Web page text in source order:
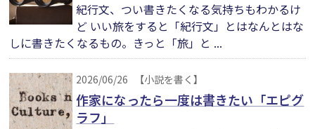
紀行文、つい書きたくなる気持ちもわかるけ
ど いい旅をすると「紀行文」とはなんとはな
しに書きたくなるもの。きっと「旅」と ...
2026/06/26 【小説を書く】
作家になったら一度は書きたい「エピグ
ラフ」